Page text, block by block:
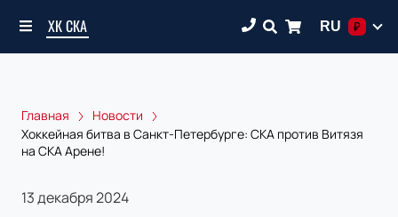
ХК СКА RU ₽
Главная
Новости
Хоккейная битва в Санкт-Петербурге: СКА против Витязя
на СКА Арене!
13 декабря 2024